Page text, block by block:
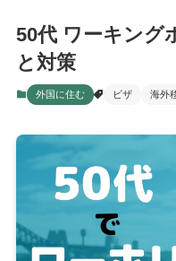
50代 ワーキング
と対策
外国に住む ビザ 海外